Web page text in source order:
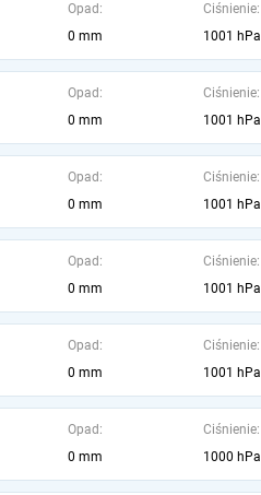
Opad:
0 mm
Ciśnienie:
1001 hPa
Opad:
0 mm
Ciśnienie:
1001 hPa
Opad:
0 mm
Ciśnienie:
1001 hPa
Opad:
0 mm
Ciśnienie:
1001 hPa
Opad:
0 mm
Ciśnienie:
1001 hPa
Opad:
0 mm
Ciśnienie:
1000 hPa